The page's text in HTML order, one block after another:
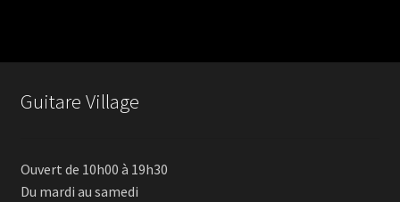
Guitare Village
Ouvert de 10h00 à 19h30
Du mardi au samedi